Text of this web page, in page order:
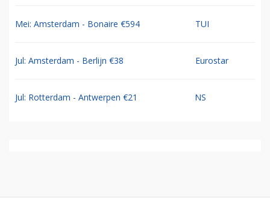
Mei: Amsterdam - Bonaire €594 TUI
Jul: Amsterdam - Berlijn €38 Eurostar
Jul: Rotterdam - Antwerpen €21 NS